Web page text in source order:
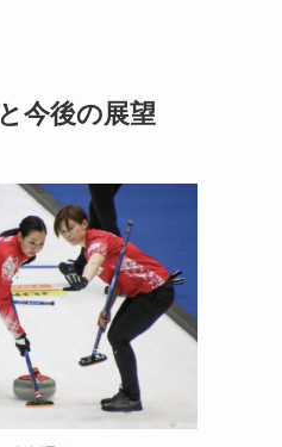
今後の展望